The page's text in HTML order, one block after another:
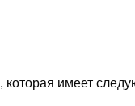
которая имеет